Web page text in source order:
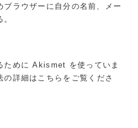
ラウザーに自分の名前、メー
ために Akismet を使っていま
の詳細はこちらをご覧くださ